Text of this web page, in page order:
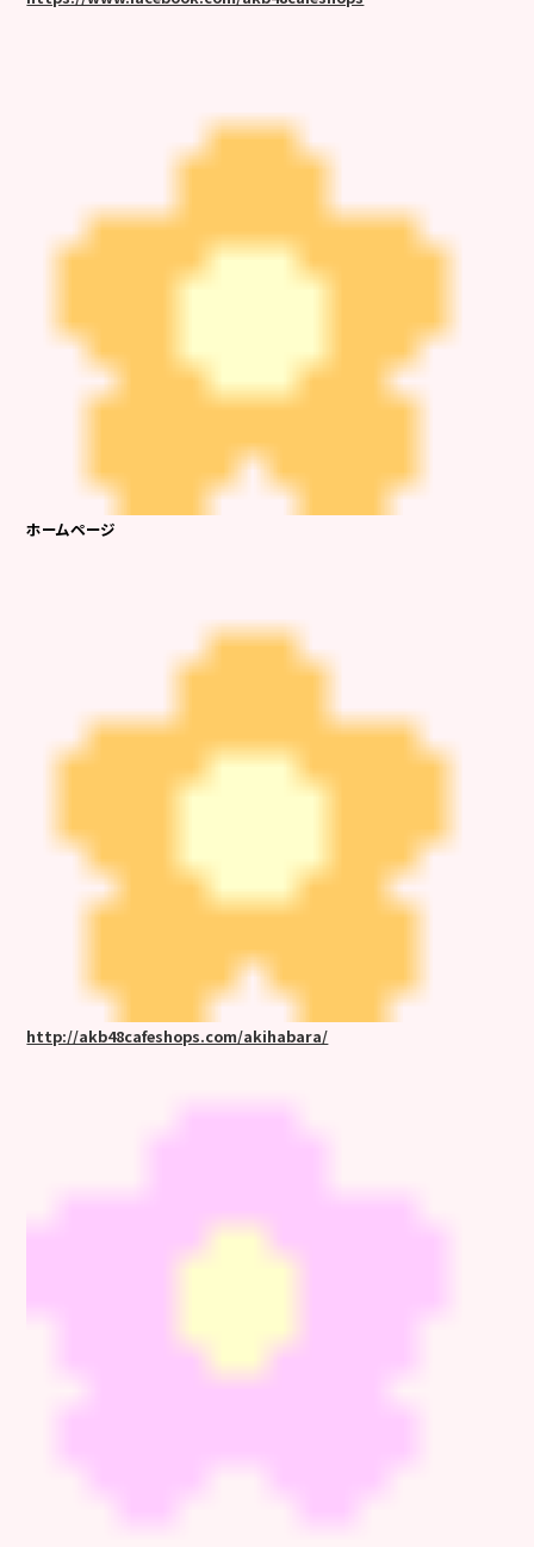
ホームページ
http://akb48cafeshops.com/akihabara/